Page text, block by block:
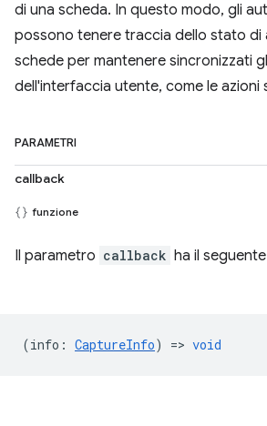
di una scheda. In questo modo, gli
possono tenere traccia dello stato di
schede per mantenere sincronizzati
dell'interfaccia utente, come le azioni
PARAMETRI
callback
funzione
Il parametro callback ha il
(info : CaptureInfo) => void